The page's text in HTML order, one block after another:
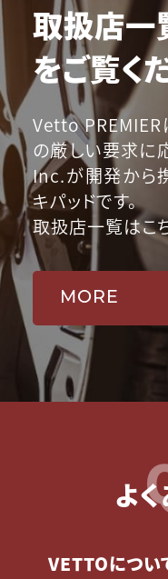
取扱店一
をご覧く
Vetto PREMIER
の厳しい要求に
Inc.が開発から
キパッドです。
取扱店一覧はこ
MORE
よ
VETTOについ